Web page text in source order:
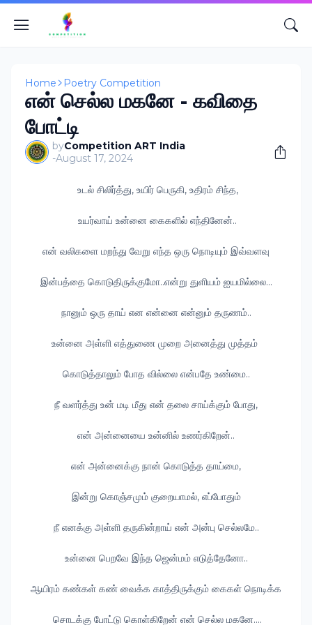
Home Poetry Competition
என் செல்ல மகனே - கவிதை
போட்டி
byCompetition ART India
-August 17, 2024
உடல் சிலிர்த்து, உயிர் பெருகி, உதிரம் சிந்த,
உயர்வாய் உன்னை கைகளில் எந்தினேன்..
என் வலிகளை மறந்து வேறு எந்த ஒரு நொடியும் இவ்வளவு
இன்பத்தை கொடுதிருக்குமோ..என்று துளியம் ஐயமில்லை...
நானும் ஒரு தாய் என என்னை என்னும் தருணம்..
உன்னை அள்ளி எத்துணை முறை அனைத்து முத்தம்
கொடுத்தாலும் போத வில்லை என்பதே உண்மை..
நீ வளர்த்து உன் மடி மீது என் தலை சாய்க்கும் போது,
என் அன்னையை உன்னில் உணர்கிறேன்..
என் அன்னைக்கு நான் கொடுத்த தாய்மை,
இன்று கொஞ்சமும் குறையாமல், எப்போதும்
நீ எனக்கு அள்ளி தருகின்றாய் என் அன்பு செல்லமே..
உன்னை பெறவே இந்த ஜென்மம் எடுத்தேனோ..
ஆயிரம் கண்கள் கண் வைக்க காத்திருக்கும் கைகள் நொடிக்க
சொடக்கு போட்டு கொள்கிறேன் என் செல்ல மகனே....